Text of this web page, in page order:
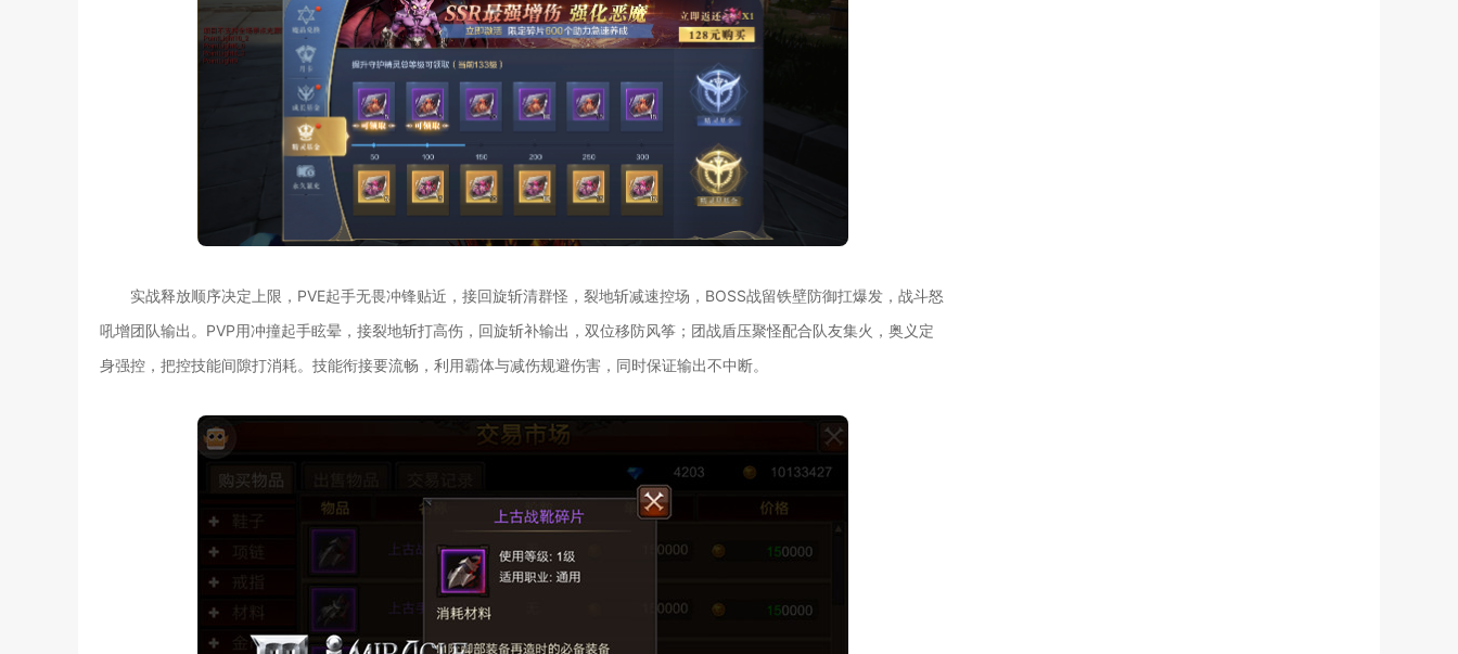
实战释放顺序决定上限，PVE起手无畏冲锋贴近，接回旋斩清群怪，裂地斩减速控场，BOSS战留铁壁防御扛爆发，战斗怒
吼增团队输出。PVP用冲撞起手眩晕，接裂地斩打高伤，回旋斩补输出，双位移防风筝；团战盾压聚怪配合队友集火，奥义定
身强控，把控技能间隙打消耗。技能衔接要流畅，利用霸体与减伤规避伤害，同时保证输出不中断。